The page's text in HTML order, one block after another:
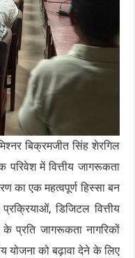
बिक्रमजीत सिंह शेरगिल
में वित्तीय जागरूकता
का एक महत्वपूर्ण हिस्सा बन
डिजिटल वित्तीय
के प्रति जागरूकता नागरिकों
योजना को बढ़ावा देने के लिए